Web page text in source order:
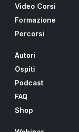
Video Corsi
Formazione
Percorsi
Autori
Ospiti
Podcast
FAQ
Shop